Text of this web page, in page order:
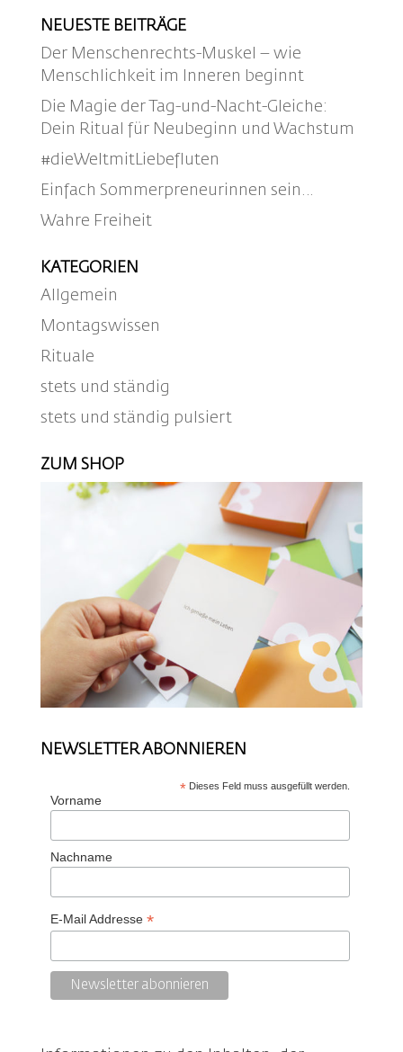
NEUESTE BEITRÄGE
Der Menschenrechts-Muskel – wie
Menschlichkeit im Inneren beginnt
Die Magie der Tag-und-Nacht-Gleiche:
Dein Ritual für Neubeginn und Wachstum
#dieWeltmitLiebefluten
Einfach Sommerpreneurinnen sein…
Wahre Freiheit
KATEGORIEN
Allgemein
Montagswissen
Rituale
stets und ständig
stets und ständig pulsiert
ZUM SHOP
NEWSLETTER ABONNIEREN
* Dieses Feld muss ausgefüllt werden.
Vorname
Nachname
E-Mail Addresse *